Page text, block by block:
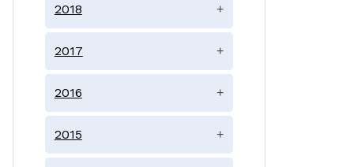
2018 +
2017 +
2016 +
2015 +